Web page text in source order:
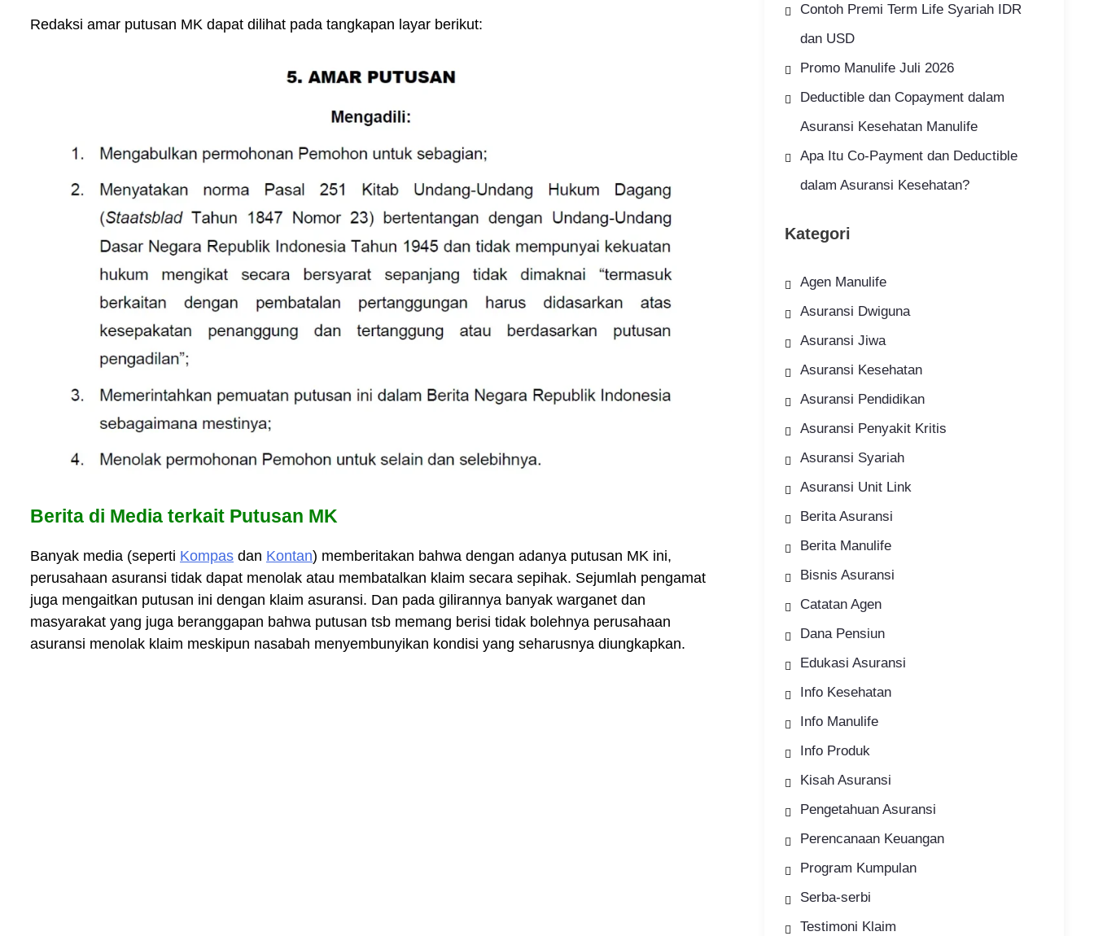
Redaksi amar putusan MK dapat dilihat pada tangkapan layar berikut:
Berita di Media terkait Putusan MK
Banyak media (seperti Kompas dan Kontan) memberitakan bahwa dengan adanya putusan MK ini,
perusahaan asuransi tidak dapat menolak atau membatalkan klaim secara sepihak. Sejumlah pengamat
juga mengaitkan putusan ini dengan klaim asuransi. Dan pada gilirannya banyak warganet dan
masyarakat yang juga beranggapan bahwa putusan tsb memang berisi tidak bolehnya perusahaan
asuransi menolak klaim meskipun nasabah menyembunyikan kondisi yang seharusnya diungkapkan.
Contoh Premi Term Life Syariah IDR
dan USD
Promo Manulife Juli 2026
Deductible dan Copayment dalam
Asuransi Kesehatan Manulife
Apa Itu Co-Payment dan Deductible
dalam Asuransi Kesehatan?
Kategori
Agen Manulife
Asuransi Dwiguna
Asuransi Jiwa
Asuransi Kesehatan
Asuransi Pendidikan
Asuransi Penyakit Kritis
Asuransi Syariah
Asuransi Unit Link
Berita Asuransi
Berita Manulife
Bisnis Asuransi
Catatan Agen
Dana Pensiun
Edukasi Asuransi
Info Kesehatan
Info Manulife
Info Produk
Kisah Asuransi
Pengetahuan Asuransi
Perencanaan Keuangan
Program Kumpulan
Serba-serbi
Testimoni Klaim